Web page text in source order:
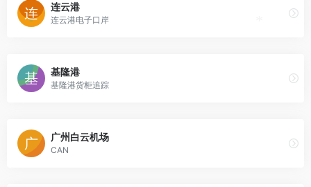
连云港
连云港电子口岸
基隆港
基隆港货柜追踪
广州白云机场
CAN